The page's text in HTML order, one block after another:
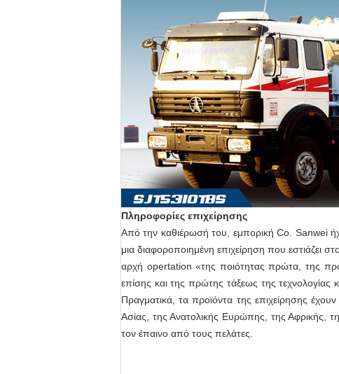
Πληροφορίες επιχείρησης
Από την καθιέρωσή του, εμπορική Co. Sanwei
μια διαφοροποιημένη επιχείρηση που
αρχή opertation «της ποιότητας πρώτα, της
επίσης και της πρώτης τάξεως της
Πραγματικά, τα προϊόντα της επιχείρησης
Ασίας, της Ανατολικής Ευρώπης, της Αφρικής,
τον έπαινο από τους πελάτες.